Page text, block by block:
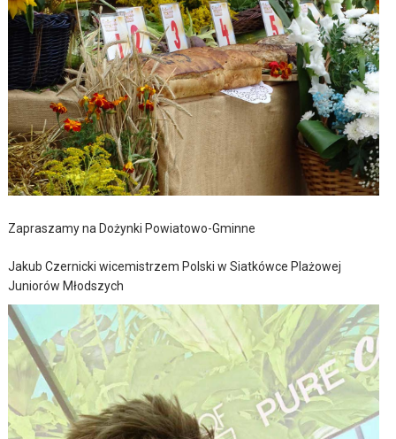
Zapraszamy na Dożynki Powiatowo-Gminne
Jakub Czernicki wicemistrzem Polski w Siatkówce Plażowej
Juniorów Młodszych